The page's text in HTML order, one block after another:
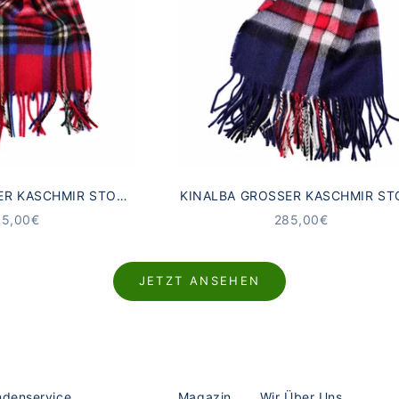
KASCHMIR STOLA R
ROT
KINALBA GROSSER KASCHMIR
HOMSON TARTAN BLAU
ANGEBOT
285,00€
JETZT ANSEHEN